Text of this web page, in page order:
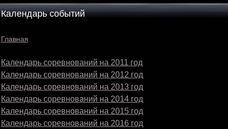
Календарь событий
Главная
Календарь соревнований на 2011 год
Календарь соревнований на 2012 год
Календарь соревнований на 2013 год
Календарь соревнований на 2014 год
Календарь соревнований на 2015 год
Календарь соревнований на 2016 год